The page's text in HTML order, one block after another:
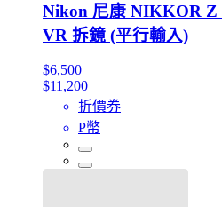
Nikon 尼康 NIKKOR Z
VR 拆鏡 (平行輸入)
$6,500
$11,200
折價券
P幣